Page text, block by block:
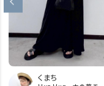
くまち